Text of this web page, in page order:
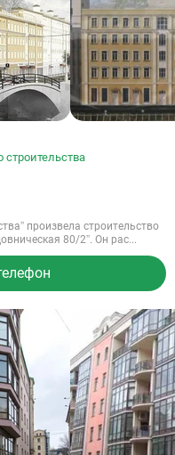
произвела строительство
80/2”. Он рас...